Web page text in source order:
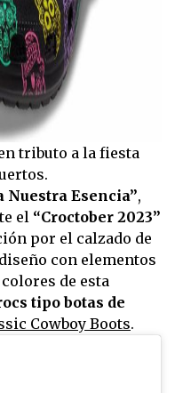
tributo a la fiesta
Nuestra Esencia”,
el “Croctober 2023”
por el calzado de
con elementos
de esta
tipo botas de
Cowboy Boots.